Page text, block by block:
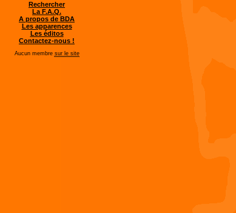
Rechercher
La F.A.Q.
A propos de BDA
Les apparences
Les éditos
Contactez-nous !
Aucun membre sur le site